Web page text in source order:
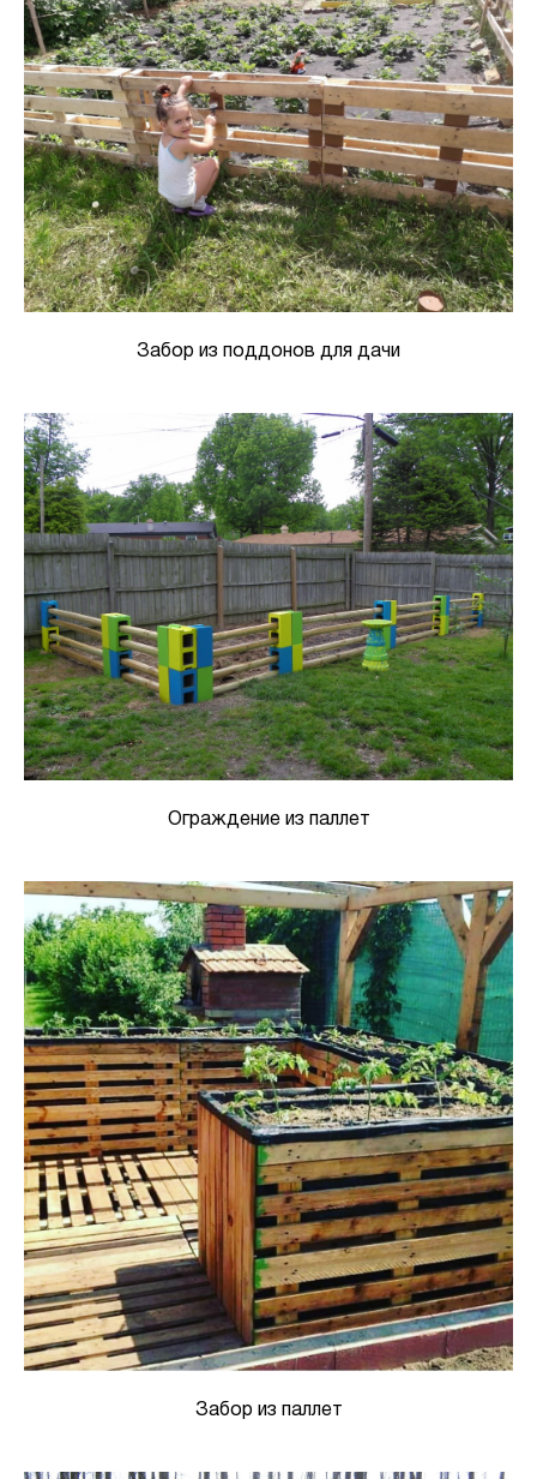
Забор из поддонов для дачи
Ограждение из паллет
Забор из паллет